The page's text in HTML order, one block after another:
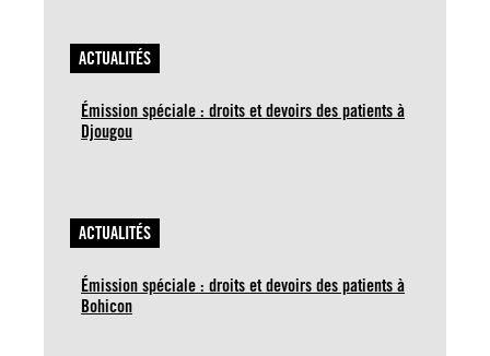
ACTUALITÉS
Émission spéciale : droits et devoirs des patients à
Djougou
ACTUALITÉS
Émission spéciale : droits et devoirs des patients à
Bohicon